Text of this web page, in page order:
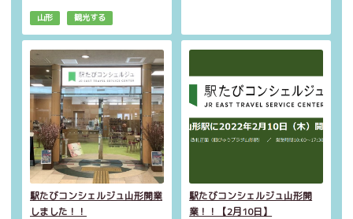
山形 観光する
駅たびコンシェルジュ山形開業
しました！！
駅たびコンシェルジュ山形開
業！！【2月10日】